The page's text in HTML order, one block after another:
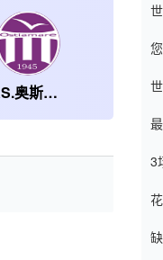
AS.奥斯提亚马尔
3